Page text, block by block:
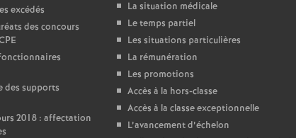
excédés
des concours
des supports
2018 : affectation
La situation médicale
Le temps partiel
Les situations particulières
La rémunération
Les promotions
Accès à la hors-classe
Accès à la classe exceptionnelle
L’avancement d’échelon